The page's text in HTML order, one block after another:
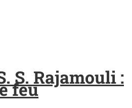
S. Rajamouli :
feu